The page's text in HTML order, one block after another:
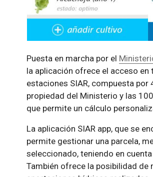
Puesta en marcha por el
la aplicación ofrece el acceso
estaciones SIAR, compuesta
propiedad del Ministerio y las
que permite un cálculo
La aplicación SIAR app, que se
permite gestionar una parcela,
seleccionado, teniendo en
También ofrece la posibilidad